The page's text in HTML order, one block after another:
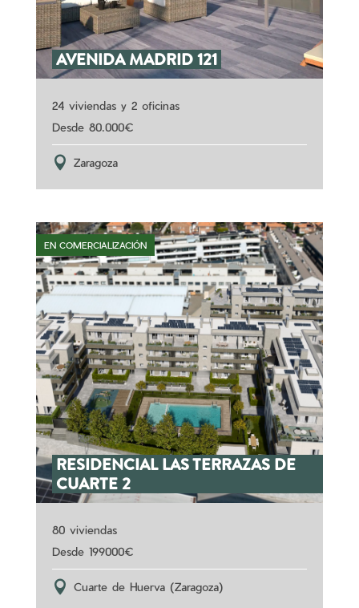
AVENIDA MADRID 121
24 viviendas y 2 oficinas
80.000
Zaragoza
RESIDENCIAL LAS TERRAZAS DE
CUARTE 2
EN COMERCIALIZACIÓN
80 viviendas
199000
Cuarte de Huerva (Zaragoza)